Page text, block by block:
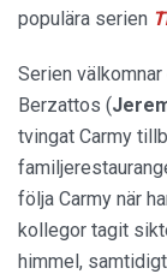
populära serien
Serien
Berzattos (
tvingat Carmy
följa Carmy när
kollegor tagit
himmel,